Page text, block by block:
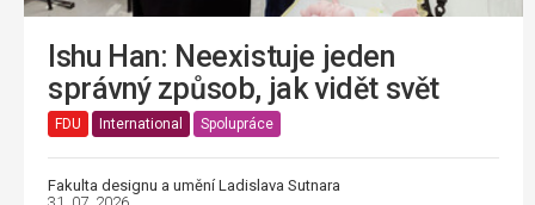
Ishu Han: Neexistuje jeden
správný způsob, jak vidět svět
FDU International Spolupráce
Fakulta designu a umění Ladislava Sutnara